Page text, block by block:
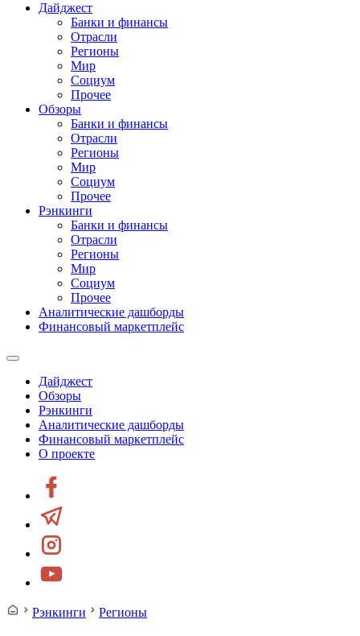
Дайджест
Банки и финансы
Отрасли
Регионы
Мир
Социум
Прочее
Обзоры
Банки и финансы
Отрасли
Регионы
Мир
Социум
Прочее
Рэнкинги
Банки и финансы
Отрасли
Регионы
Мир
Социум
Прочее
Аналитические дашборды
Финансовый маркетплейс
Дайджест
Обзоры
Рэнкинги
Аналитические дашборды
Финансовый маркетплейс
О проекте
Рэнкинги Регионы